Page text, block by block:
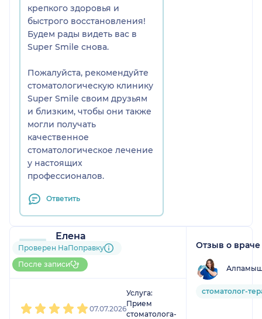
крепкого здоровья и
быстрого восстановления!
Будем рады видеть вас в
Super Smile снова.
Пожалуйста, рекомендуйте
стоматологическую клинику
Super Smile своим друзьям
и близким, чтобы они также
могли получать
качественное
стоматологическое лечение
у настоящих
профессионалов.
Ответить
Елена
71 отзыв
Больше 100 записей через
НаПоправку
Проверен НаПоправку
После записи
07.07.2026
Услуга:
Прием
стоматолога-
Отзыв о враче
стоматолог-